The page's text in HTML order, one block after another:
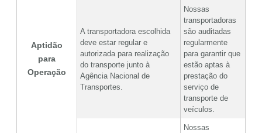
Aptidão
para
Operação
A transportadora escolhida
deve estar regular e
autorizada para realização
do transporte junto à
Agência Nacional de
Transportes.
Nossas
transportadoras
são auditadas
regularmente
para garantir que
estão aptas à
prestação do
serviço de
transporte de
veículos.
Nossas